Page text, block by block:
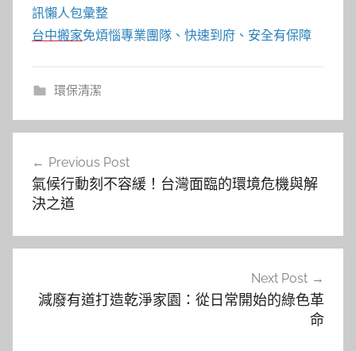
訊懶人包彙整
台中搬家免煩惱專業團隊、快速到府、安全有保障
環保清潔
覽
Previous Post
氣候行動刻不容緩！台灣面臨的環境危機與解
決之道
Next Post
減廢有道打造乾淨家園：從日常開始的綠色革
命